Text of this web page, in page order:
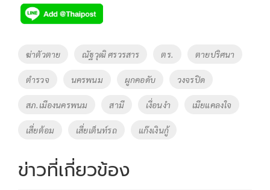
e
b
o
k
tt
er
p
y
Li
k
Tags
ฆ่าตัวตาย ณัฐวุฒิ ศรวรสาร ตร. ตายปริศนา
ตำรวจ นครพนม ผูกคอดับ วงจรปิด
สภ.เมืองนครพนม สามี เงื่อนงำ เมียแคลงใจ
เสี่ยต้อม เสี่ยเต็นท์รถ แก๊งเงินกู้
ข่าวที่เกี่ยวข้อง